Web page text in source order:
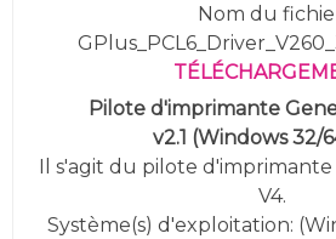
Nom du
Pilote d'imprimante
v2.1 (Windows 32/
Il s'agit du pilote
V4.
Système(s) d'exploitation: (